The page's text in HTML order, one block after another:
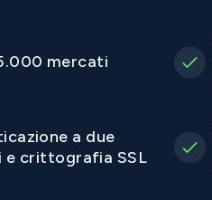
mercati
a due
crittografia SSL